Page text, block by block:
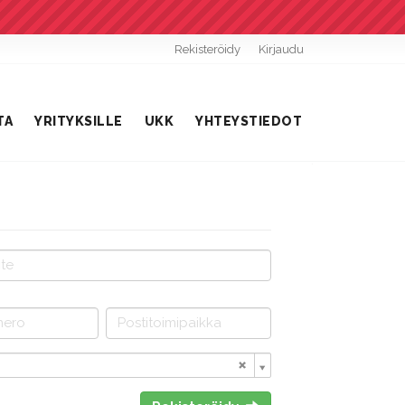
Rekisteröidy Kirjaudu
YHTEYSTIEDOT
UKK
YRITYKSILLE